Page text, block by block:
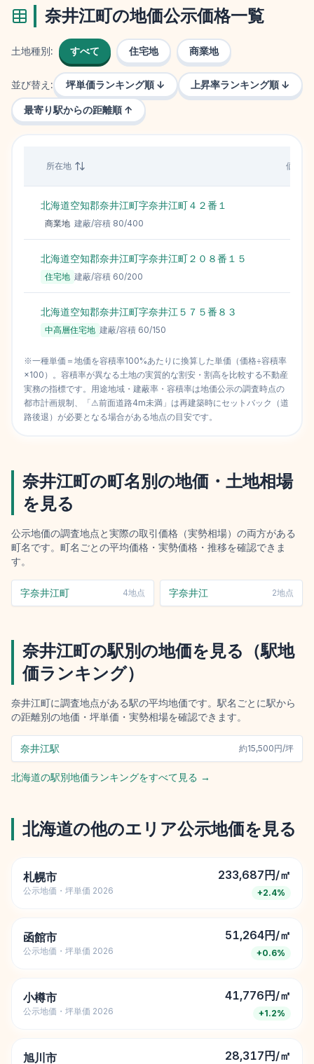
奈井江町の地価公示価格一覧
土地種別: すべて 住宅地 商業地
並び替え: 坪単価ランキング順 ↓ 上昇率ランキング順 ↓
最寄り駅からの距離順 ↑
所在地 価格（
北海道空知郡奈井江町字奈井江町４２番１
商業地 建蔽/容積 80/400
北海道空知郡奈井江町字奈井江町２０８番１５
住宅地 建蔽/容積 60/200
北海道空知郡奈井江町字奈井江５７５番８３
中高層住宅地 建蔽/容積 60/150
※一種単価＝地価を容積率100%あたりに換算した単価（価格÷容積率
×100）。容積率が異なる土地の実質的な割安・割高を比較する不動産
実務の指標です。用途地域・建蔽率・容積率は地価公示の調査時点の
都市計画規制、「⚠前面道路4m未満」は再建築時にセットバック（道
路後退）が必要となる場合がある地点の目安です。
奈井江町の町名別の地価・土地相場
を見る
公示地価の調査地点と実際の取引価格（実勢相場）の両方がある
町名です。町名ごとの平均価格・実勢価格・推移を確認できま
す。
字奈井江町 4地点 字奈井江 2地点
奈井江町の駅別の地価を見る（駅地
価ランキング）
奈井江町に調査地点がある駅の平均地価です。駅名ごとに駅から
の距離別の地価・坪単価・実勢相場を確認できます。
奈井江駅 約15,500円/坪
北海道の駅別地価ランキングをすべて見る →
北海道の他のエリア公示地価を見る
札幌市
公示地価・坪単価 2026
233,687円/㎡
+2.4%
函館市
公示地価・坪単価 2026
51,264円/㎡
+0.6%
小樽市
公示地価・坪単価 2026
41,776円/㎡
+1.2%
旭川市 28,317円/㎡